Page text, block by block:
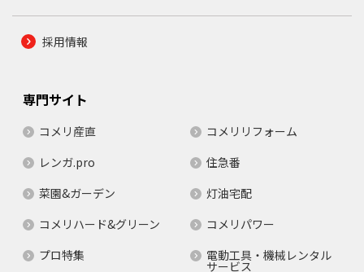
採用情報
専門サイト
コメリ産直
コメリリフォーム
レンガ.pro
住急番
菜園&ガーデン
灯油宅配
コメリハード&グリーン
コメリパワー
プロ特集
電動工具・機械レンタル
サービス